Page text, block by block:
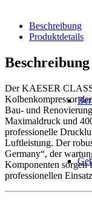
Beschreibung
Produktdetails
Beschreibung
Der KAESER
Kolbenkompressor
Bau- und
Maximaldruck und
professionelle
Luftleistung. Der
Germany“, der
Komponenten sorgen
professionellen